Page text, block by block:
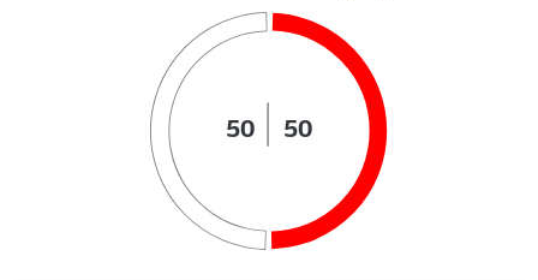
50 50